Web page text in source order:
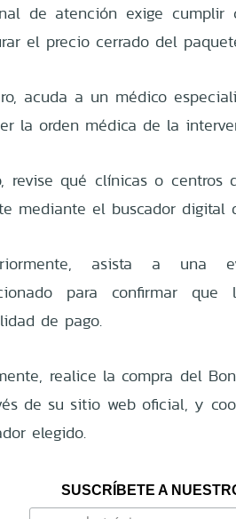
de atención exige cumplir
el precio cerrado del
acuda a un médico
la orden médica de la
revise qué clínicas o
mediante el buscador digital
asista a una
para confirmar
de pago.
realice la compra del
de su sitio web oficial, y
elegido.
SUSCRÍBETE A